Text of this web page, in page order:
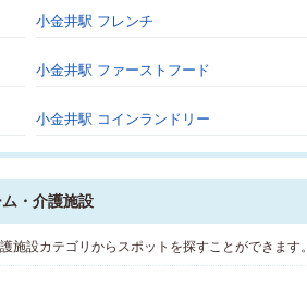
小金井駅 フレンチ
小金井駅 ファーストフード
小金井駅 コインランドリー
・介護施設
設カテゴリからスポットを探すことができます。